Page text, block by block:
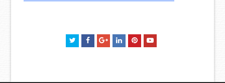
TwitterFacebookGooglePlus
LinkedInPinterestYoutube